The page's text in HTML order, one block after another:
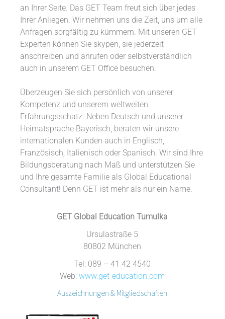
an Ihrer Seite. Das GET Team freut sich über jedes
Ihrer Anliegen. Wir nehmen uns die Zeit, uns um alle
Anfragen sorgfältig zu kümmern. Mit unseren GET
Experten können Sie skypen, sie jederzeit
anschreiben und anrufen oder selbstverständlich
auch in unserem GET Office besuchen.
Überzeugen Sie sich persönlich von unserer
Kompetenz und unserem weltweiten
Erfahrungsschatz. Neben Deutsch und unserer
Heimatsprache Bayerisch, beraten wir unsere
internationalen Kunden auch in Englisch,
Französisch, Italienisch oder Spanisch. Wir sind Ihre
Bildungsberatung nach Maß und unterstützen Sie
und Ihre gesamte Familie als Global Educational
Consultant! Denn GET ist mehr als nur ein Name.
GET Global Education Tumulka
Ursulastraße 5
80802 München
Tel: 089 – 41 42 4540
Web:www.get-education.com
Auszeichnungen & Mitgliedschaften